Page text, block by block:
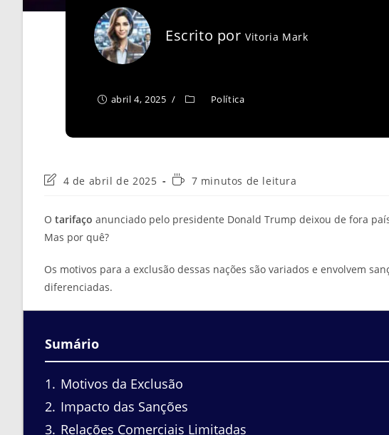
Escrito porVitoria Mark
abril 4, 2025 Política
Última
post:
4 de abril de 2025
Tempo7 minutos de leitura
O tarifaço anunciado pelo presidente Donald Trump deixou de fora
Mas por quê?
Os motivos para a exclusão dessas nações são variados e envolvem
diferenciadas.
Sumário
1
Motivos da Exclusão
2 Impacto das Sanções
3 Relações Comerciais Limitadas